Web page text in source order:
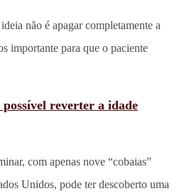
ideia não é apagar completamente a
importante para que o paciente
possível reverter a idade
com apenas nove “cobaias”
Unidos, pode ter descoberto uma